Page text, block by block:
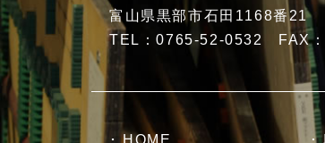
富山県黒部市石田1168番21
TEL：0765-52-0532 FAX
HOME